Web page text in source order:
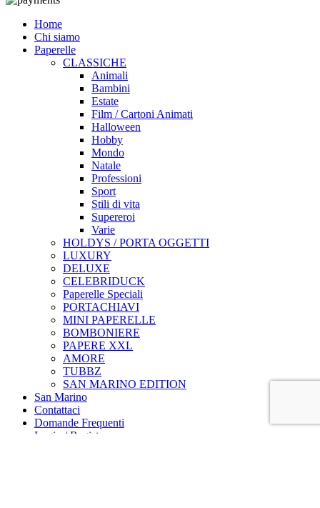
Home
Chi siamo
Paperelle
CLASSICHE
Animali
Bambini
Estate
Film / Cartoni Animati
Halloween
Hobby
Mondo
Natale
Professioni
Sport
Stili di vita
Supereroi
Varie
HOLDYS / PORTA OGGETTI
LUXURY
DELUXE
CELEBRIDUCK
Paperelle Speciali
PORTACHIAVI
MINI PAPERELLE
BOMBONIERE
PAPERE XXL
AMORE
TUBBZ
SAN MARINO EDITION
San Marino
Contattaci
Domande Frequenti
Login / Register